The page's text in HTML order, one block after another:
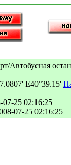
Автобусная
E40°39.15'
07-25 02:16:25
07-25 02:16:25